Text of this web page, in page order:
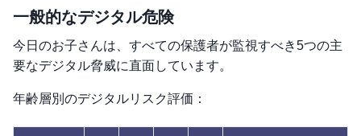
一般的なデジタル危険
今日のお子さんは、すべての保護者が監視すべき5つの主
要なデジタル脅威に直面しています。
年齢層別のデジタルリスク評価：